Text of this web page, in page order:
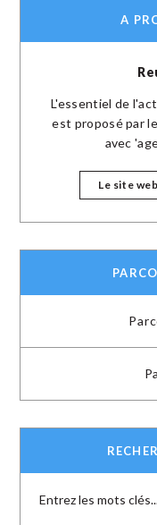
A
L'essentiel de
est proposé par
avec
Le site web